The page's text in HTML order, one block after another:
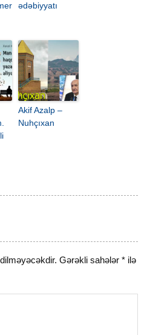
ədəbiyyatı
Akif Azalp –
Nuhçıxan
Gərəkli sahələr* ilə